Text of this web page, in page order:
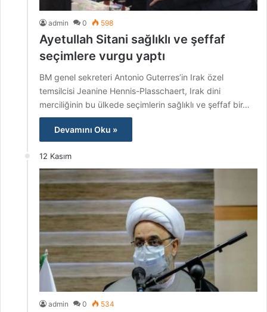
admin 0 598
Ayetullah Sitani sağlıklı ve şeffaf
seçimlere vurgu yaptı
BM genel sekreteri Antonio Guterres’in Irak özel
temsilcisi Jeanine Hennis-Plasschaert, Irak dini
merciliğinin bu ülkede seçimlerin sağlıklı ve şeffaf bir…
Devamını Oku »
12 Kasım
admin 0 534